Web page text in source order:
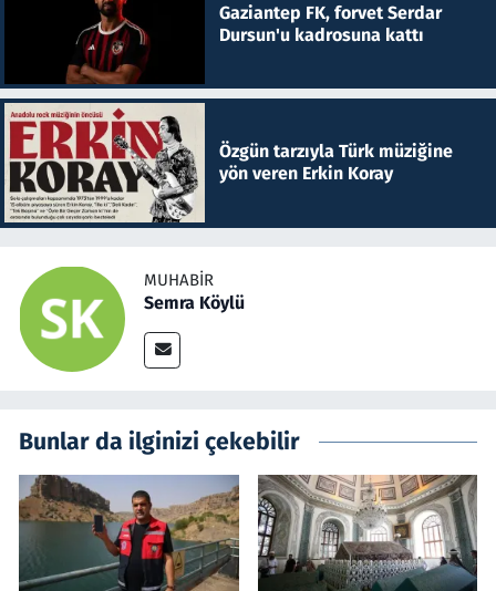
Gaziantep FK, forvet Serdar
Dursun'u kadrosuna kattı
Özgün tarzıyla Türk müziğine
yön veren Erkin Koray
MUHABIR
Semra Köylü
Bunlar da ilginizi çekebilir